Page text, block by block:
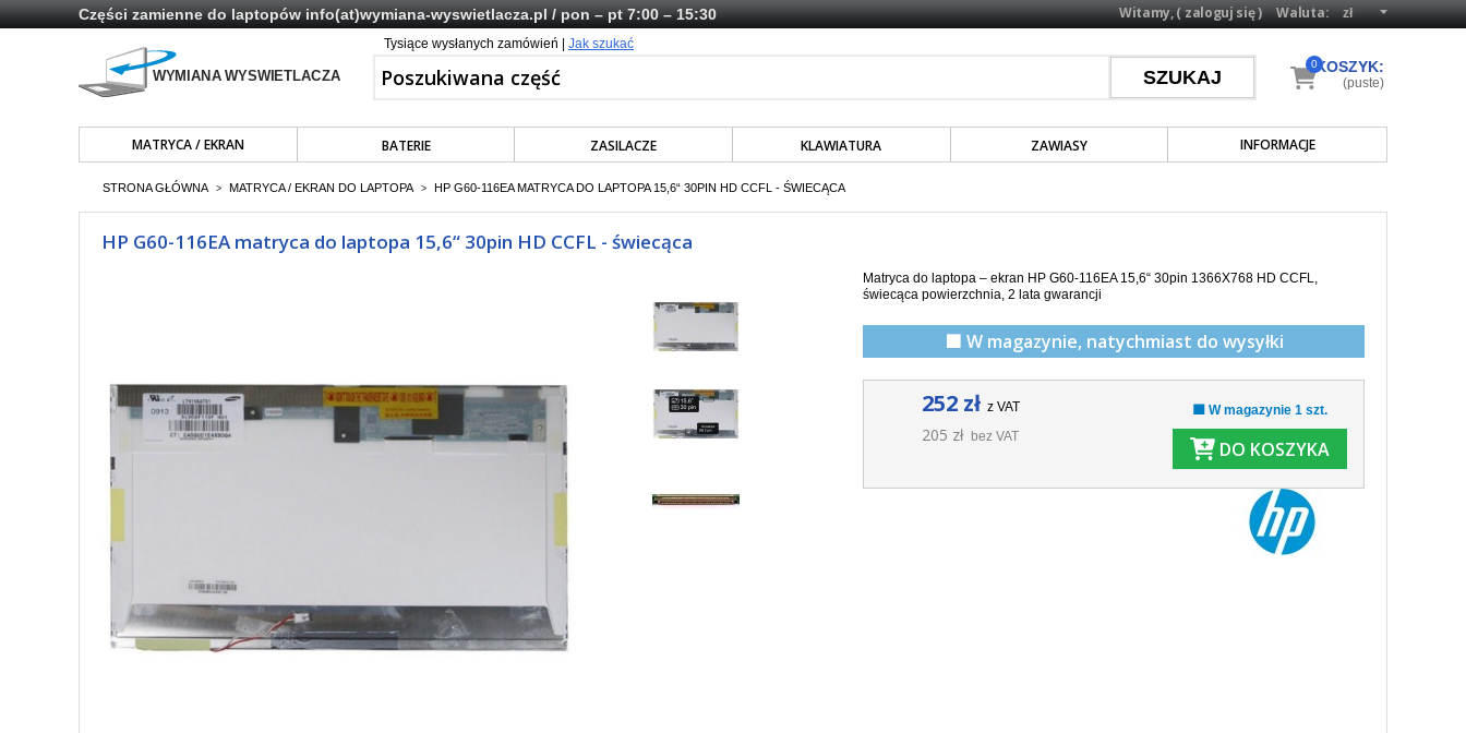
Części zamienne do laptopówinfo(at)wymiana-wyswietlacza.pl/ pon – pt 7:00 – 15:30 Waluta:
Witamy, (zaloguj się)
Tysiące wysłanych zamówień | Jak szukać
MATRYCA / EKRAN BATERIE ZASILACZE KLAWIATURA ZAWIASY INFORMACJE
KOSZYK:
0
(puste)
STRONA GŁÓWNA > MATRYCA / EKRAN DO LAPTOPA > HP G60-116EA MATRYCA DO LAPTOPA 15,6“ 30PIN HD CCFL - ŚWIECĄCA
HP G60-116EA matryca do laptopa 15,6“ 30pin HD CCFL - świecąca
Matryca do laptopa – ekran HP G60-116EA 15,6“ 30pin 1366X768 HD CCFL,
świecąca powierzchnia, 2 lata gwarancji
🟩 W magazynie, natychmiast do wysyłki
252 zł z VAT
205 zł bez VAT
🟩 W magazynie 1 szt.
DO KOSZYKA